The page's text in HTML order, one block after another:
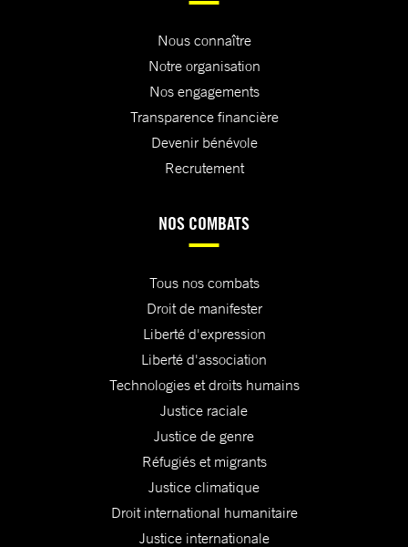
Nous connaître
Notre organisation
Nos engagements
Transparence financière
Devenir bénévole
Recrutement
NOS COMBATS
Tous nos combats
Droit de manifester
Liberté d'expression
Liberté d'association
Technologies et droits humains
Justice raciale
Justice de genre
Réfugiés et migrants
Justice climatique
Droit international humanitaire
Justice internationale